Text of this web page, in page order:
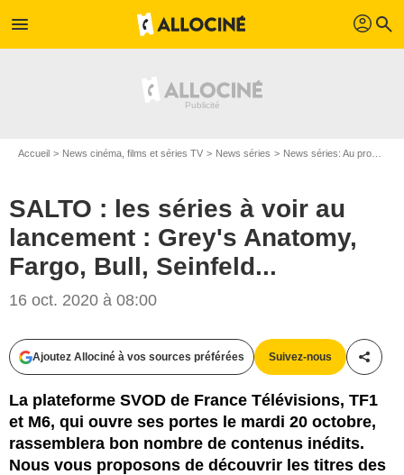
menu profil search
Accueil News cinéma, films et séries TV News séries News séries: Au programme
SALTO : les séries à voir au
lancement : Grey's Anatomy,
Fargo, Bull, Seinfeld...
16 oct. 2020 à 08:00
Ajoutez Allociné à vos sources préférées Suivez-nous
La plateforme SVOD de France Télévisions, TF1
et M6, qui ouvre ses portes le mardi 20 octobre,
rassemblera bon nombre de contenus inédits.
Nous vous proposons de découvrir les titres des